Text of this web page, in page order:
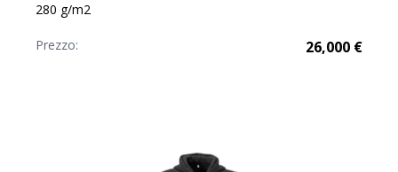
280 g/m2
Prezzo: 26,000 €